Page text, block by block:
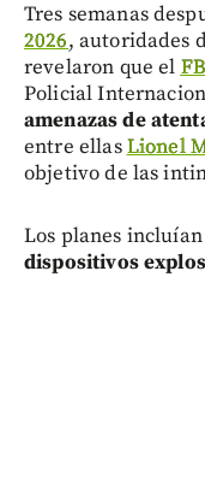
Tres semanas
2026, autoridades
revelaron que el
Policial
amenazas de
entre ellasLionel
objetivo de las
Los planes incluían
dispositivos